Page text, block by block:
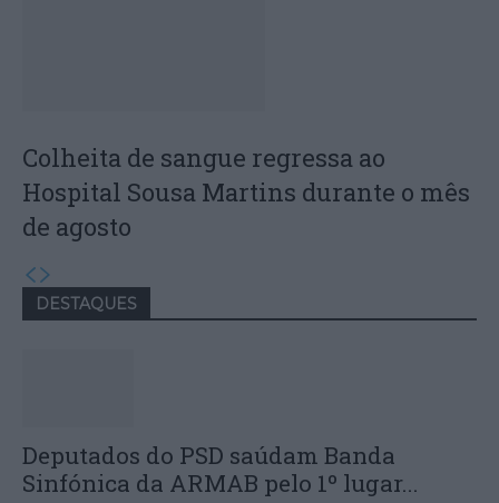
Colheita de sangue regressa ao
Hospital Sousa Martins durante o mês
de agosto
DESTAQUES
Deputados do PSD saúdam Banda
Sinfónica da ARMAB pelo 1º lugar...